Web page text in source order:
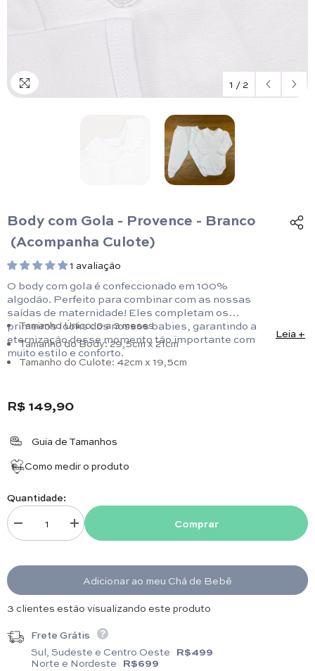
1 / 2
Body com Gola - Provence - Branco
(Acompanha Culote)
1 avaliação
O body com gola é confeccionado em 100%
algodão. Perfeito para combinar com as nossas
saídas de maternidade! Eles completam os
primeiros looks dos nossos babies, garantindo a
eternização desse momento tão importante com
muito estilo e conforto.
Tamanho Único: 0 a 3 meses
Tamanho do Body: 29,5cm x 21cm
Tamanho do Culote: 42cm x 19,5cm
Leia +
R$ 149,90
Guia de Tamanhos
Como medir o produto
Quantidade:
Diminuir quantidade para Body com Gola - Provence - Branco
Aumentar quantidade para Body com Gola - Provence -
Comprar
Adicionar ao meu Chá de Bebê
3 clientes estão visualizando este produto
Frete Grátis
Sul, Sudeste e Centro Oeste R$499
Norte e Nordeste R$699